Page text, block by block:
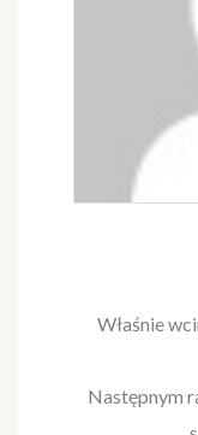
Właśnie
Następnym